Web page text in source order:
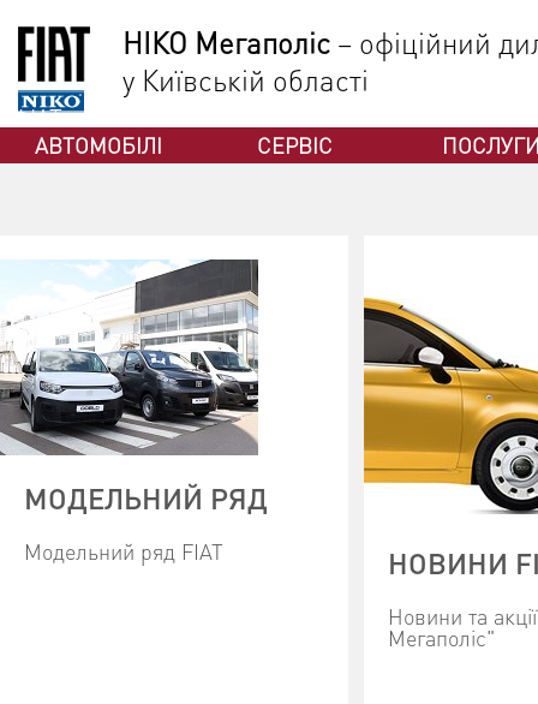
НІКО Мегаполіс – офіційний
у Київській області
АВТОМОБІЛІ СЕРВІС
ФІАТ
МОДЕЛЬНИЙ РЯД
Модельний ряд FIAT НОВИНИ
Новини та
Мегаполіс"